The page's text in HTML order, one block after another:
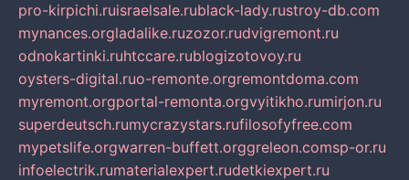
pro-kirpichi.ruisraelsale.rublack-lady.rustroy-db.com
mynances.orgladalike.ruzozor.rudvigremont.ru
odnokartinki.ruhtccare.rublogizotovoy.ru
oysters-digital.ruo-remonte.orgremontdoma.com
myremont.orgportal-remonta.orgvyitikho.rumirjon.ru
superdeutsch.rumycrazystars.rufilosofyfree.com
mypetslife.orgwarren-buffett.orggreleon.comsp-or.ru
infoelectrik.rumaterialexpert.rudetkiexpert.ru